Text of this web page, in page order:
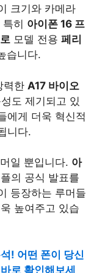
크기와 카메라
히 아이폰 16 프
모델 전용 페리
습니다.
력한 A17 바이오
도 제기되고 있
에게 더욱 혁신적
니다.
일 뿐입니다. 아
의 공식 발표를
등장하는 루머들
높여주고 있습
! 어떤 폰이 당신
로 확인해보세